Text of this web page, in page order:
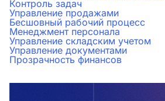
Контроль задач
Управление продажами
Бесшовный рабочий процесс
Менеджмент персонала
Управление складским учетом
Управление документами
Прозрачность финансов